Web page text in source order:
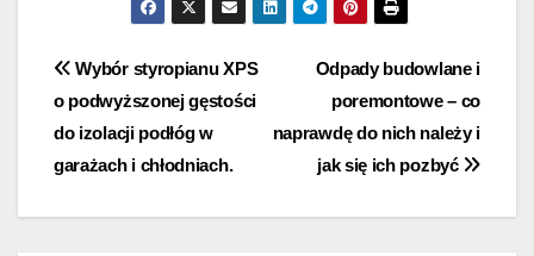
Nawigacja
wpisu
Odpady budowlane i
poremontowe – co
naprawdę do nich należy i
jak się ich pozbyć
Wybór styropianu XPS
o podwyższonej gęstości
do izolacji podłóg w
garażach i chłodniach.